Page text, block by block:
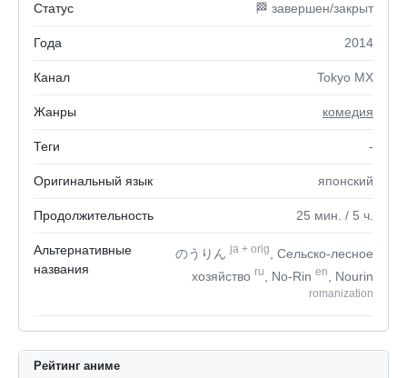
Статус 🏁 завершен/закрыт
Года 2014
Канал Tokyo MX
Жанры комедия
Теги -
Оригинальный язык японский
Продолжительность 25 мин. / 5 ч.
Альтернативные
названия
のうりんja + orig
, Сельско-лесное
хозяйство ru , No-Rin en , Nourin
romanization
Рейтинг аниме